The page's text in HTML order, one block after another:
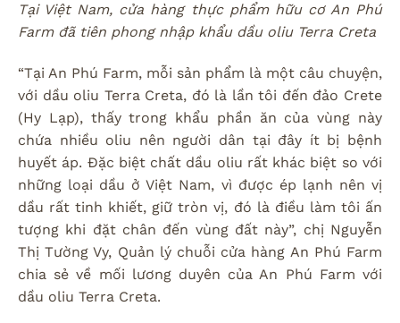
Tại Việt Nam, cửa hàng thực phẩm hữu cơ An Phú
Farm đã tiên phong nhập khẩu dầu oliu Terra Creta
“Tại An Phú Farm, mỗi sản phẩm là một câu chuyện,
với dầu oliu Terra Creta, đó là lần tôi đến đảo Crete
(Hy Lạp), thấy trong khẩu phần ăn của vùng này
chứa nhiều oliu nên người dân tại đây ít bị bệnh
huyết áp. Đặc biệt chất dầu oliu rất khác biệt so với
những loại dầu ở Việt Nam, vì được ép lạnh nên vị
dầu rất tinh khiết, giữ tròn vị, đó là điều làm tôi ấn
tượng khi đặt chân đến vùng đất này”, chị Nguyễn
Thị Tường Vy, Quản lý chuỗi cửa hàng An Phú Farm
chia sẻ về mối lương duyên của An Phú Farm với
dầu oliu Terra Creta.